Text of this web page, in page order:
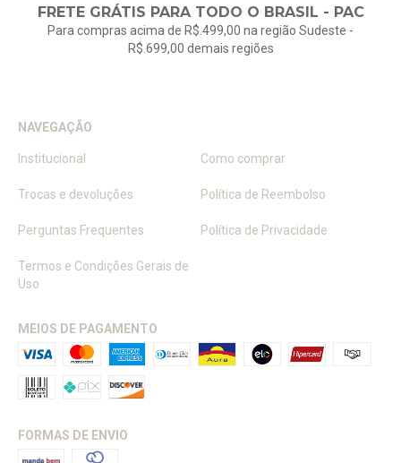
FRETE GRÁTIS PARA TODO O BRASIL - PAC
Para compras acima de R$.499,00 na região Sudeste -
R$.699,00 demais regiões
NAVEGAÇÃO
Institucional Como comprar
Trocas e devoluções Política de Reembolso
Perguntas Frequentes Política de Privacidade
Termos e Condições Gerais de
Uso
MEIOS DE PAGAMENTO
FORMAS DE ENVIO